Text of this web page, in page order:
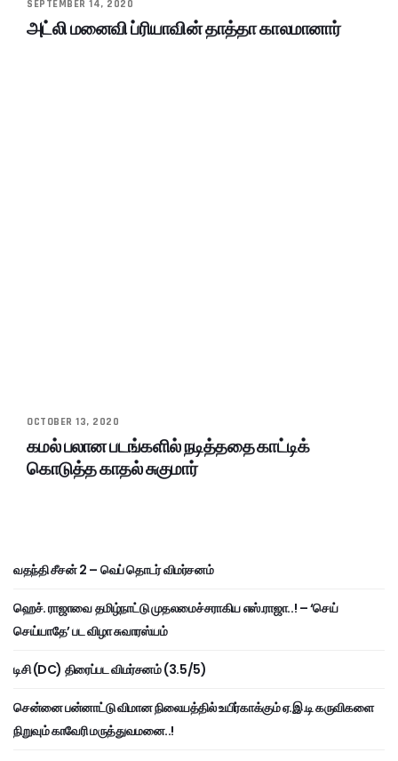
SEPTEMBER 14, 2020
அட்லி மனைவி ப்ரியாவின் தாத்தா காலமானார்
OCTOBER 13, 2020
கமல் பலான படங்களில் நடித்ததை காட்டிக்
கொடுத்த காதல் சுகுமார்
வதந்தி சீசன் 2 – வெப் தொடர் விமர்சனம்
ஹெச். ராஜாவை தமிழ்நாட்டு முதலமைச்சராகிய எஸ்.ராஜா..! – ‘செய்
செய்யாதே’ பட விழா சுவாரஸ்யம்
டிசி (DC) திரைப்பட விமர்சனம் (3.5/5)
சென்னை பன்னாட்டு விமான நிலையத்தில் உயிர்காக்கும் ஏ.இ.டி கருவிகளை
நிறுவும் காவேரி மருத்துவமனை..!